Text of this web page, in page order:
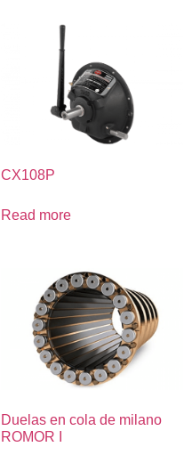
CX108P
Read more
Duelas en cola de milano
ROMOR I